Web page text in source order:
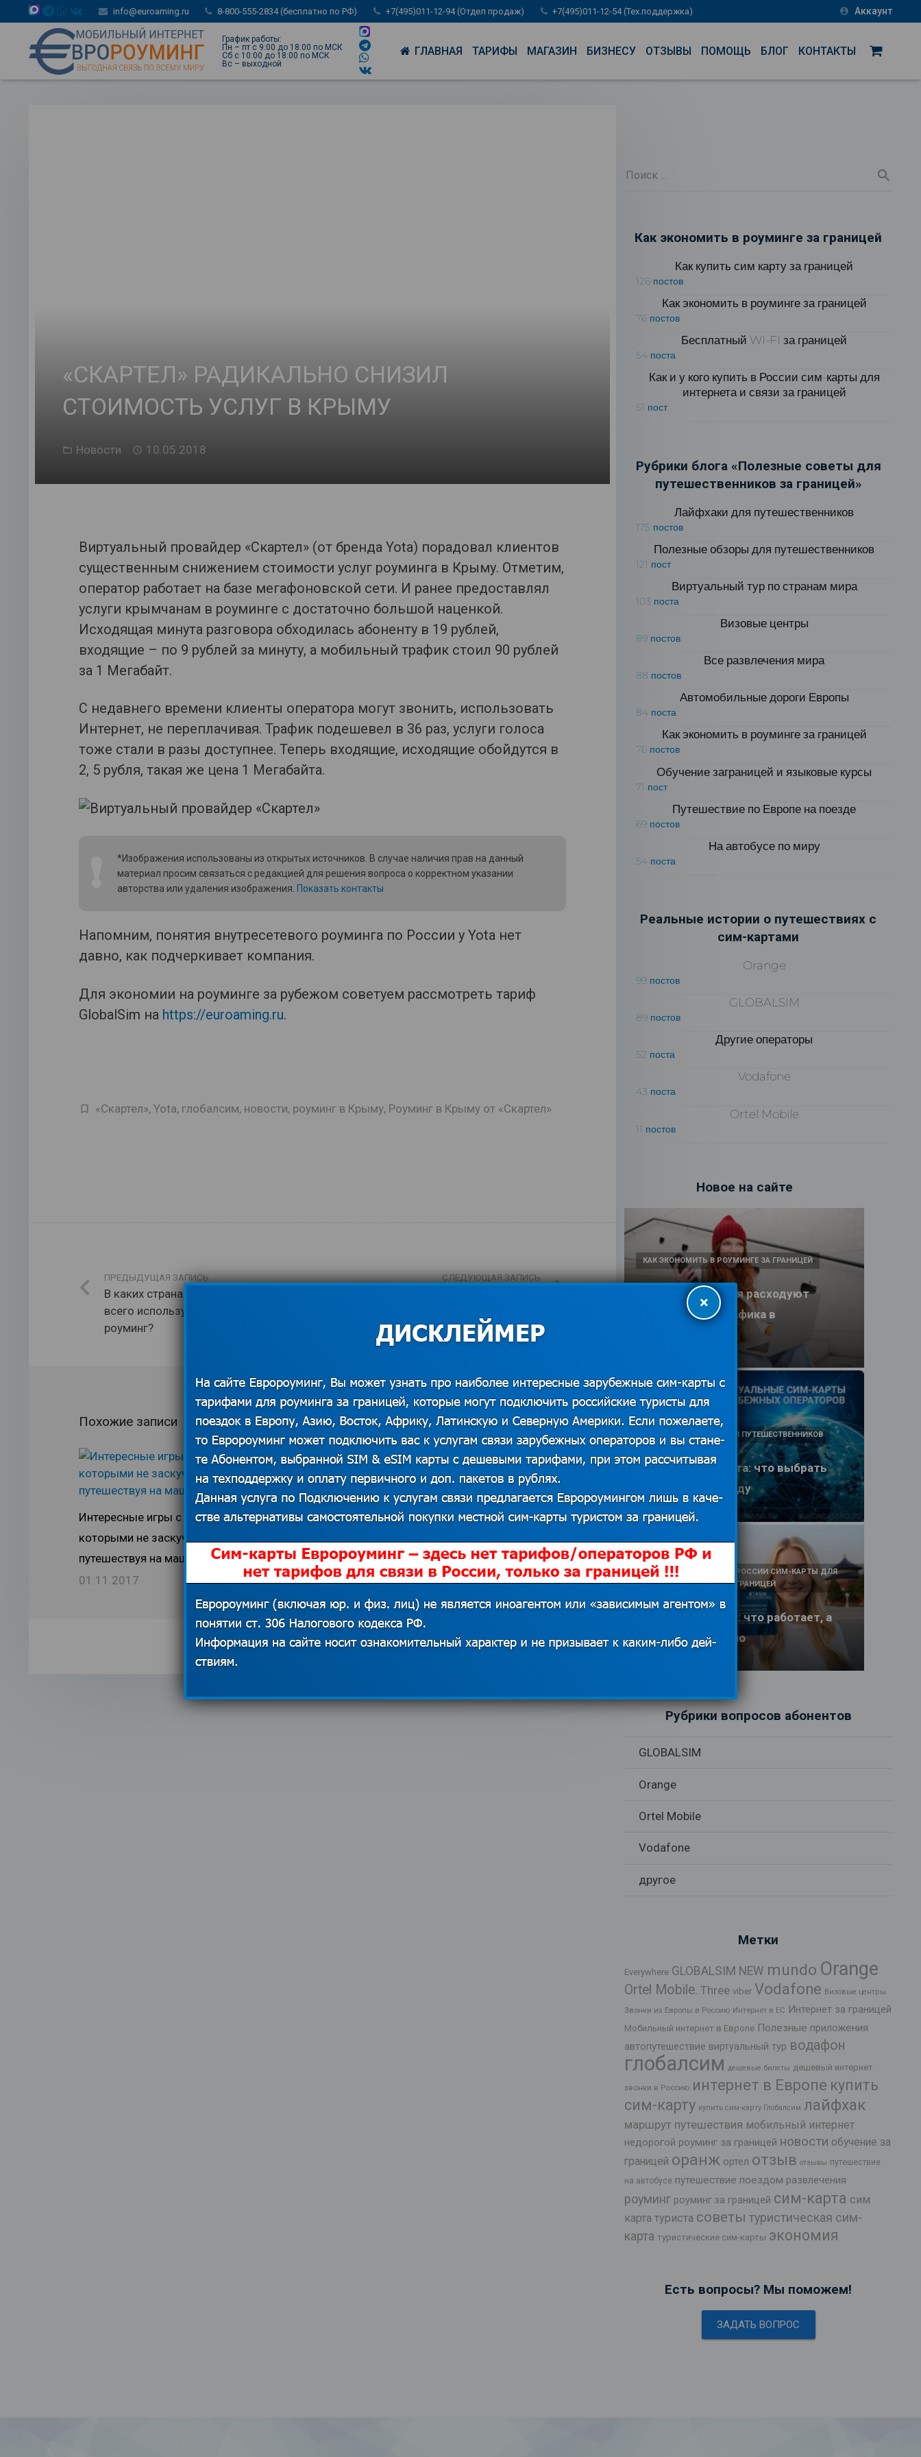
info@euroaming.ru 8-800-555-2834 (бесплатно по РФ) +7(495)011-12-94 (Отдел продаж) +7(495)011-12-54 (Тех.поддержка) account_circle Аккаунт
График работы:
Пн – пт с 9:00 до 18:00 по МСК
Сб с 10:00 до 18:00 по МСК
Вс – выходной
ГЛАВНАЯ ТАРИФЫ МАГАЗИН БИЗНЕСУ ОТЗЫВЫ ПОМОЩЬ БЛОГ КОНТАКТЫ
«СКАРТЕЛ» РАДИКАЛЬНО СНИЗИЛ
СТОИМОСТЬ УСЛУГ В КРЫМУ
Новости 10.05.2018
Виртуальный провайдер «Скартел» (от бренда Yota) порадовал клиентов
существенным снижением стоимости услуг роуминга в Крыму. Отметим,
оператор работает на базе мегафоновской сети. И ранее предоставлял
услуги крымчанам в роуминге с достаточно большой наценкой.
Исходящая минута разговора обходилась абоненту в 19 рублей,
входящие – по 9 рублей за минуту, а мобильный трафик стоил 90 рублей
за 1 Мегабайт.
С недавнего времени клиенты оператора могут звонить, использовать
Интернет, не переплачивая. Трафик подешевел в 36 раз, услуги голоса
тоже стали в разы доступнее. Теперь входящие, исходящие обойдутся в
2, 5 рубля, такая же цена 1 Мегабайта.
*Изображения использованы из открытых источников. В случае наличия прав на данный
материал просим связаться с редакцией для решения вопроса о корректном указании
авторства или удаления изображения. Показать контакты
Напомним, понятия внутресетевого роуминга по России у Yota нет
давно, как подчеркивает компания.
Для экономии на роуминге за рубежом советуем рассмотреть тариф
GlobalSim на https://euroaming.ru.
«Скартел», Yota, глобалсим, новости, роуминг в Крыму, Роуминг в Крыму от «Скартел»
ПРЕДЫДУЩАЯ ЗАПИСЬ
В каких странах москвичи больше
всего используют международный
роуминг?
СЛЕДУЮЩАЯ ЗАПИСЬ
Похожие записи
Интересные игры с
которыми не заскучаешь,
путешествуя на машине
01.11.2017
Виза по прилету: о чем
России
14.02.2018
Мобильный интернет в
Гваделупе
18.12.2019
Как экономить в роуминге за границей
Как купить сим карту за границей
126 постов
Как экономить в роуминге за границей
76 постов
Бесплатный WI-FI за границей
54 поста
Как и у кого купить в России сим-карты для
интернета и связи за границей
51 пост
Рубрики блога «Полезные советы для
путешественников за границей»
Лайфхаки для путешественников
175 постов
Полезные обзоры для путешественников
121 пост
Виртуальный тур по странам мира
103 поста
Визовые центры
89 постов
Все развлечения мира
88 постов
Автомобильные дороги Европы
84 поста
Как экономить в роуминге за границей
76 постов
Обучение заграницей и языковые курсы
71 пост
Путешествие по Европе на поезде
69 постов
На автобусе по миру
54 поста
Реальные истории о путешествиях с
сим-картами
Orange
99 постов
GLOBALSIM
89 постов
Другие операторы
52 поста
Vodafone
43 поста
Ortel Mobile
11 постов
Новое на сайте
Какие приложения расходуют
больше всего трафика в
КАК ЭКОНОМИТЬ В РОУМИНГЕ ЗА ГРАНИЦЕЙ
eSIM или SIM-карта: что выбрать
туристу в 2026 году
ПОЛЕЗНЫЕ ОБЗОРЫ ДЛЯ ПУТЕШЕСТВЕННИКОВ
25.06.2026
Интернет в Китае: что работает, а
что заблокировано
КАК И У КОГО КУПИТЬ В РОССИИ СИМ-КАРТЫ ДЛЯ
ИНТЕРНЕТА И СВЯЗИ ЗА ГРАНИЦЕЙ
Рубрики вопросов абонентов
GLOBALSIM
Orange
Ortel Mobile
Vodafone
другое
Метки
Everywhere GLOBALSIM NEW mundo Orange
Ortel Mobile. Three viber Vodafone Визовые центры
Звонки из Европы в Россию Интернет в ЕС Интернет за границей
Мобильный интернет в Европе Полезные приложения
автопутешествие виртуальный тур водафон
глобалсим дешевые билеты дешевый интернет
звонки в Россию интернет в Европе купить
сим-карту купить сим-карту Глобалсим лайфхак
маршрут путешествия мобильный интернет
недорогой роуминг за границей новости обучение за
границей оранж ортел отзыв отзывы путешествие
на автобусе путешествие поездом развлечения
роуминг роуминг за границей сим-карта сим
карта туриста советы туристическая сим-
карта туристические сим-карты экономия
Есть вопросы? Мы поможем!
ЗАДАТЬ ВОПРОС
×